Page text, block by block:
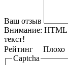
Ваш отзыв
Внимание: HTML
текст!
Рейтинг Плохо
Captcha